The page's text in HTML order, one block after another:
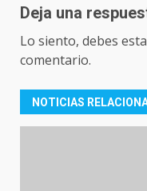
Deja una
Lo siento, debes
comentario.
NOTICIAS